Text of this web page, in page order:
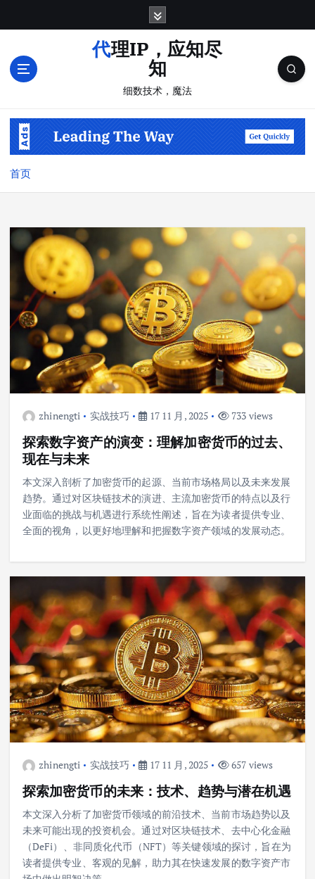
代理IP，应知尽
知
细数技术，魔法
首页
zhinengti 实战技巧 17 11 月, 2025 733 views
探索数字资产的演变：理解加密货币的过去、
现在与未来
本文深入剖析了加密货币的起源、当前市场格局以及未来发展
趋势。通过对区块链技术的演进、主流加密货币的特点以及行
业面临的挑战与机遇进行系统性阐述，旨在为读者提供专业、
全面的视角，以更好地理解和把握数字资产领域的发展动态。
zhinengti 实战技巧 17 11 月, 2025 657 views
探索加密货币的未来：技术、趋势与潜在机遇
本文深入分析了加密货币领域的前沿技术、当前市场趋势以及
未来可能出现的投资机会。通过对区块链技术、去中心化金融
（DeFi）、非同质化代币（NFT）等关键领域的探讨，旨在为
读者提供专业、客观的见解，助力其在快速发展的数字资产市